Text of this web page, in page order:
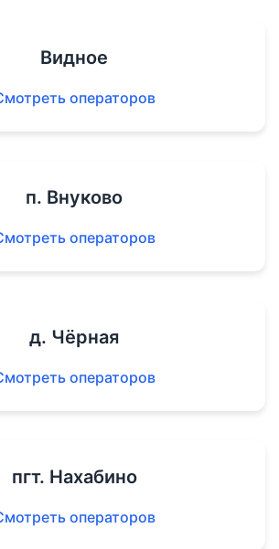
Видное
операторов
п. Внуково
операторов
д. Чёрная
операторов
пгт. Нахабино
операторов